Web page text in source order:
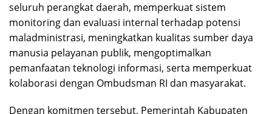
seluruh perangkat daerah, memperkuat sistem
monitoring dan evaluasi internal terhadap potensi
maladministrasi, meningkatkan kualitas sumber daya
manusia pelayanan publik, mengoptimalkan
pemanfaatan teknologi informasi, serta memperkuat
kolaborasi dengan Ombudsman RI dan masyarakat.
Dengan komitmen tersebut, Pemerintah Kabupaten